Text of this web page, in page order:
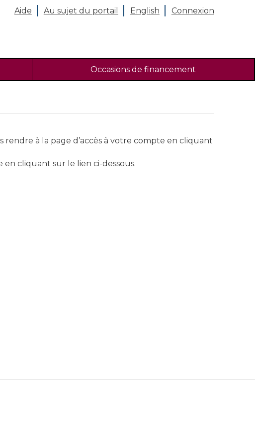
Aide Au sujet du portail English Connexion
Occasions de financement
à la page d’accès à votre compte en cliquant
cliquant sur le lien ci-dessous.